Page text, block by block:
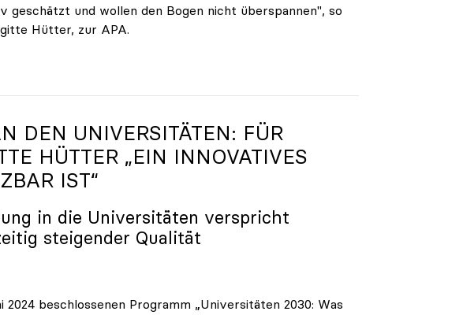
und wollen den Bogen nicht überspannen", so
Hütter, zur APA.
DEN UNIVERSITÄTEN: FÜR
HÜTTER „EIN INNOVATIVES
IST“
in die Universitäten verspricht
steigender Qualität
beschlossenen Programm „Universitäten 2030: Was